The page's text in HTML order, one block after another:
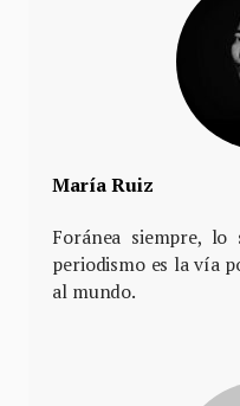
María Ruiz
Foránea siempre,
periodismo es la vía
al mundo.